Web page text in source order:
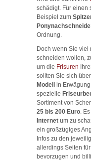
schädigt. Für einen
Beispiel zum
Ordnung.
Doch wenn Sie viel
schneiden wollen,
um die Frisuren
sollten Sie sich
Modell in
spezielle
Sortiment von
25 bis 200 Euro .
Internet um zu
ein großzügiges
Infos zu den
allerdings Seiten
bevorzugen und